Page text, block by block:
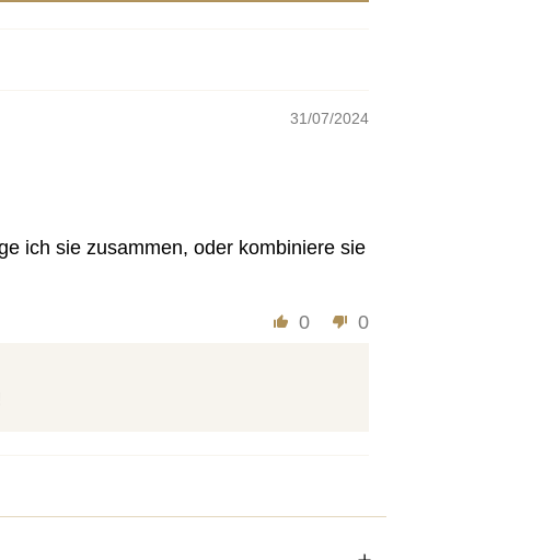
31/07/2024
ich sie zusammen, oder kombiniere sie
0 0